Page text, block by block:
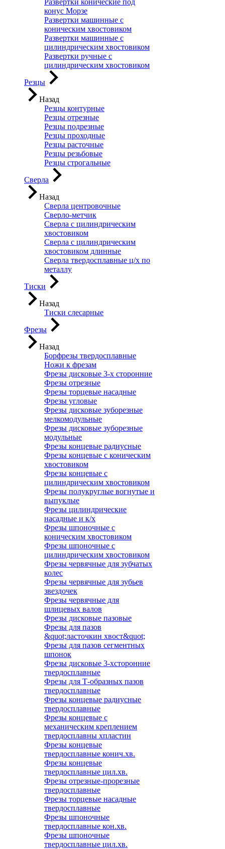
Развертки конические под
конус Морзе
Развертки машинные с
коническим хвостовиком
Развертки машинные с
цилиндрическим хвостовиком
Развертки ручные с
цилиндрическим хвостовиком
Резцы
Назад
Резцы контурные
Резцы отрезные
Резцы подрезные
Резцы проходные
Резцы расточные
Резцы резьбовые
Резцы строгальные
Сверла
Назад
Сверла центровочные
Сверло-метчик
Сверла с цилиндрическим
хвостовиком
Сверла с цилиндрическим
хвостовиком длинные
Сверла твердосплавные ц/х по
металлу
Тиски
Назад
Тиски слесарные
Фрезы
Назад
Борфрезы твердосплавные
Ножи к фрезам
Фрезы дисковые 3-х сторонние
Фрезы отрезные
Фрезы торцевые насадные
Фрезы угловые
Фрезы дисковые зуборезные
мелкомодульные
Фрезы дисковые зуборезные
модульные
Фрезы концевые радиусные
Фрезы концевые с коническим
хвостовиком
Фрезы концевые с
цилиндрическим хвостовиком
Фрезы полукруглые вогнутые и
выпуклые
Фрезы цилиндрические
насадные и к/х
Фрезы шпоночные с
коническим хвостовиком
Фрезы шпоночные с
цилиндрическим хвостовиком
Фрезы червячные для зубчатых
колес
Фрезы червячные для зубьев
звездочек
Фрезы червячные для
шлицевых валов
Фрезы дисковые пазовые
Фрезы для пазов
&quot;ласточкин хвост&quot;
Фрезы для пазов сегментных
шпонок
Фрезы дисковые 3-хсторонние
твердосплавные
Фрезы для Т-образных пазов
твердосплавные
Фрезы концевые радиусные
твердосплавные
Фрезы концевые с
механическим креплением
твердосплавны хпластин
Фрезы концевые
твердосплавные конич.хв.
Фрезы концевые
твердосплавные цил.хв.
Фрезы отрезные-прорезные
твердосплавные
Фрезы торцевые насадные
твердосплавные
Фрезы шпоночные
твердосплавные кон.хв.
Фрезы шпоночные
твердосплавные цил.хв.